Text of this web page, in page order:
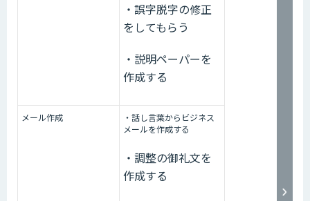
・誤字脱字の修正
をしてもらう
・説明ペーパーを
作成する
メール作成
・話し言葉からビジネス
メールを作成する
・調整の御礼文を
作成する